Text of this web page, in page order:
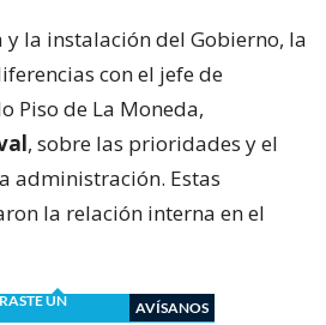
la instalación del Gobierno, la
con el jefe de
Piso de La Moneda,
, sobre las prioridades y el
administración. Estas
la relación interna en el
UN
AVÍSANOS